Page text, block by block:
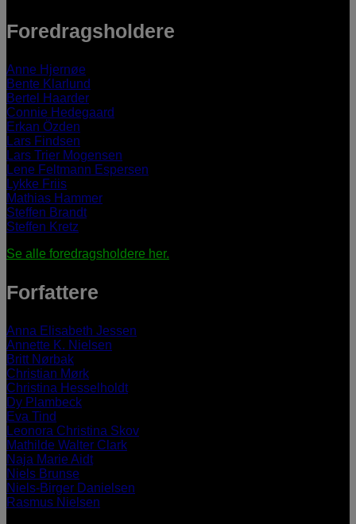
Foredragsholdere
Anne Hjernøe
Bente Klarlund
Bertel Haarder
Connie Hedegaard
Erkan Özden
Lars Findsen
Lars Trier Mogensen
Lene Feltmann Espersen
Lykke Friis
Mathias Hammer
Steffen Brandt
Steffen Kretz
Se alle foredragsholdere her.
Forfattere
Anna Elisabeth Jessen
Annette K. Nielsen
Britt Nørbak
Christian Mørk
Christina Hesselholdt
Dy Plambeck
Eva Tind
Leonora Christina Skov
Mathilde Walter Clark
Naja Marie Aidt
Niels Brunse
Niels-Birger Danielsen
Rasmus Nielsen